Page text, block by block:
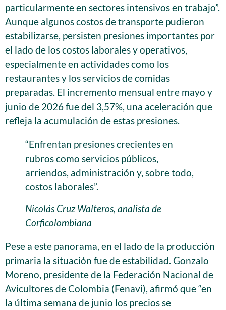
particularmente en sectores intensivos en trabajo”.
Aunque algunos costos de transporte pudieron
estabilizarse, persisten presiones importantes por
el lado de los costos laborales y operativos,
especialmente en actividades como los
restaurantes y los servicios de comidas
preparadas. El incremento mensual entre mayo y
junio de 2026 fue del 3,57%, una aceleración que
refleja la acumulación de estas presiones.
“Enfrentan presiones crecientes en
rubros como servicios públicos,
arriendos, administración y, sobre todo,
costos laborales”.
Nicolás Cruz Walteros, analista de
Corficolombiana
Pese a este panorama, en el lado de la producción
primaria la situación fue de estabilidad. Gonzalo
Moreno, presidente de la Federación Nacional de
Avicultores de Colombia (Fenavi), afirmó que “en
la última semana de junio los precios se